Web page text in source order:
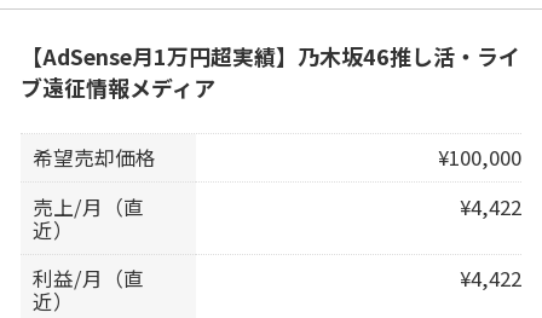
【AdSense月1万円超実績】乃木坂46推し活・ライ
ブ遠征情報メディア
希望売却価格
¥100,000
売上/月（直
近）
¥4,422
利益/月（直
近）
¥4,422